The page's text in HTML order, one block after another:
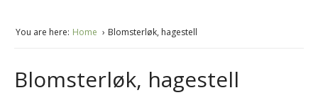
You are here: Home Blomsterløk, hagestell
Blomsterløk, hagestell